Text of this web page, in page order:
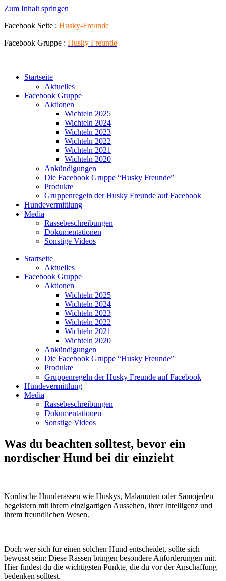
Zum Inhalt springen
Facebook Seite : Husky-Freunde
Facebook Gruppe : Husky Freunde
Startseite
Aktuelles
Facebook Gruppe
Aktionen
Wichteln 2025
Wichteln 2024
Wichteln 2023
Wichteln 2022
Wichteln 2021
Wichteln 2020
Ankündigungen
Die Facebook Gruppe “Husky Freunde”
Produkte
Gruppenregeln der Husky Freunde auf Facebook
Hundevermittlung
Media
Rassebeschreibungen
Dokumentationen
Sonstige Videos
Startseite
Aktuelles
Facebook Gruppe
Aktionen
Wichteln 2025
Wichteln 2024
Wichteln 2023
Wichteln 2022
Wichteln 2021
Wichteln 2020
Ankündigungen
Die Facebook Gruppe “Husky Freunde”
Produkte
Gruppenregeln der Husky Freunde auf Facebook
Hundevermittlung
Media
Rassebeschreibungen
Dokumentationen
Sonstige Videos
Was du beachten solltest, bevor ein
nordischer Hund bei dir einzieht
Nordische Hunderassen wie Huskys, Malamuten oder Samojeden
begeistern mit ihrem einzigartigen Aussehen, ihrer Intelligenz und
ihrem freundlichen Wesen.
Doch wer sich für einen solchen Hund entscheidet, sollte sich
bewusst sein: Diese Rassen bringen besondere Anforderungen mit.
Hier findest du die wichtigsten Punkte, die du vor der Anschaffung
bedenken solltest.